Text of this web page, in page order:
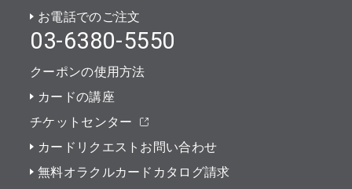
お電話でのご注文
03-6380-5550
クーポンの使用方法
カードの講座
チケットセンター
カードリクエストお問い合わせ
無料オラクルカードカタログ請求